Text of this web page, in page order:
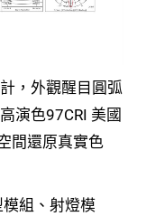
，外觀醒目圓弧
演色97CRI 美國
間還原真實色
組、射燈模